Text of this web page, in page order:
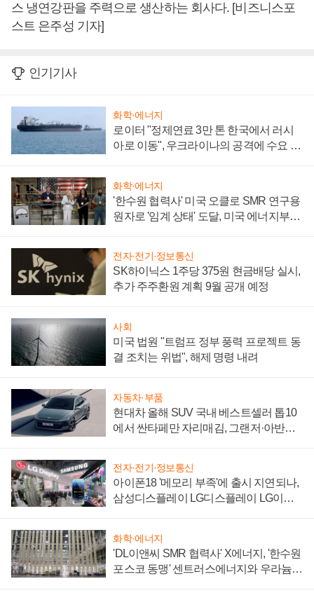
스 냉연강판을 주력으로 생산하는 회사다. [비즈니스포
스트 은주성 기자]
인기기사
화학·에너지
로이터 "정제연료 3만 톤 한국에서 러시
아로 이동", 우크라이나의 공격에 수요 늘
화학·에너지
'한수원 협력사' 미국 오클로 SMR 연구용
원자로 '임계 상태' 도달, 미국 에너지부
전자·전기·정보통신
SK하이닉스 1주당 375원 현금배당 실시,
추가 주주환원 계획 9월 공개 예정
사회
미국 법원 "트럼프 정부 풍력 프로젝트 동
결 조치는 위법", 해제 명령 내려
자동차·부품
현대차 올해 SUV 국내 베스트셀러 톱10
에서 싼타페만 자리매김, 그랜저·아반떼
전자·전기·정보통신
아이폰18 '메모리 부족'에 출시 지연되나,
삼성디스플레이 LG디스플레이 LG이노
화학·에너지
'DL이앤씨 SMR 협력사' X에너지, '한수원
포스코 동맹' 센트러스에너지와 우라늄